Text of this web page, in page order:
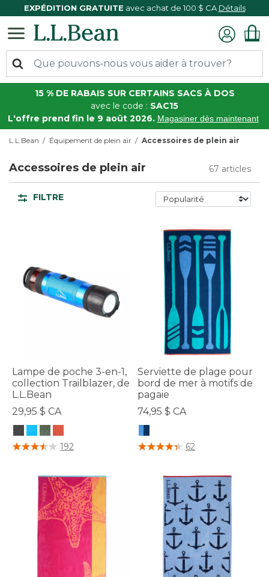
EXPÉDITION GRATUITE avec achat de 100 $ CA Détails
15 % DE RABAIS SUR CERTAINS SACS À DOS
avec le code : SAC15
L'offre prend fin le 9 août 2026. Magasiner dès maintenant
L.L.Bean Équipement de plein air Accessoires de plein air
Accessoires de plein air 67 articles
FILTRE
Lampe de poche 3-en-1,
collection Trailblazer, de
L.L.Bean
29,95 $ CA
5 sur 5 Évaluation des clients
192
Serviette de plage pour
bord de mer à motifs de
pagaie
74,95 $ CA
5 sur 5 Évaluation des clients
62